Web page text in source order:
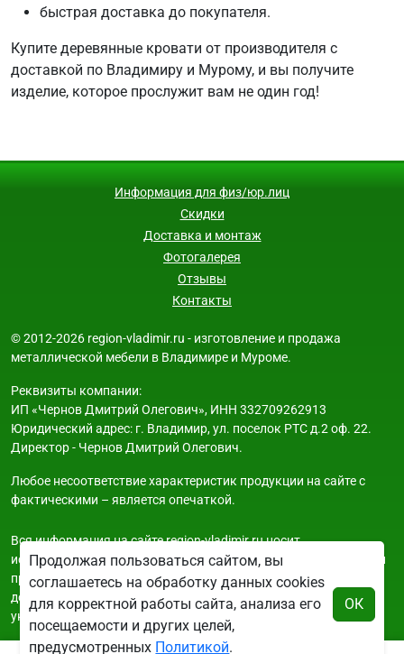
быстрая доставка до покупателя.
Купите деревянные кровати от производителя с
доставкой по Владимиру и Мурому, и вы получите
изделие, которое прослужит вам не один год!
Информация для физ/юр.лиц
Скидки
Доставка и монтаж
Фотогалерея
Отзывы
Контакты
© 2012-2026 region-vladimir.ru - изготовление и продажа
металлической мебели в Владимире и Муроме.
Реквизиты компании:
ИП «Чернов Дмитрий Олегович», ИНН 332709262913
Юридический адрес: г. Владимир, ул. поселок РТС д.2 оф. 22.
Директор - Чернов Дмитрий Олегович.
Любое несоответствие характеристик продукции на сайте с
фактическими – является опечаткой.
Вся информация на сайте region-vladimir.ru носит
исключительно ознакомительный и справочный характер и ни
при каких условиях не является публичной офертой. Всю
дополнительную информацию можно узнать по телефонам
указанным на сайте.
Продолжая пользоваться сайтом, вы
соглашаетесь на обработку данных cookies
для корректной работы сайта, анализа его
посещаемости и других целей,
предусмотренных Политикой.
ОК